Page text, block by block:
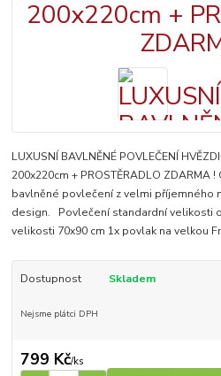
LUXUSNÍ BAVLNĚNÉ POVLEČENÍ
200x220cm + PROSTĚRADLO
bavlněné povlečení z velmi příjemného
design. Povlečení standardní velikosti
velikosti 70x90 cm 1x povlak na velkou
Dostupnost Skladem
Nejsme plátci DPH
799 Kč/ks